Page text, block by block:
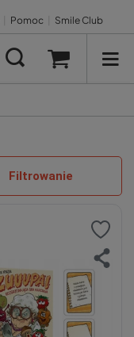
Pomoc Smile Club
Filtrowanie